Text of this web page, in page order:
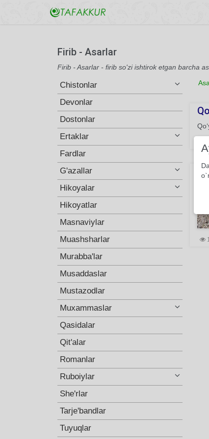
Firib - Asarlar
Firib - Asarlar - firib so'zi ishtirok etgan barcha
Chistonlar
Devonlar
Dostonlar
Ertaklar
Fardlar
G'azallar
Hikoyalar
Hikoyatlar
Masnaviylar
Muashsharlar
Murabba'lar
Musaddaslar
Mustazodlar
Muxammaslar
Qasidalar
Qit'alar
Romanlar
Ruboiylar
She'rlar
Tarje'bandlar
Tuyuqlar